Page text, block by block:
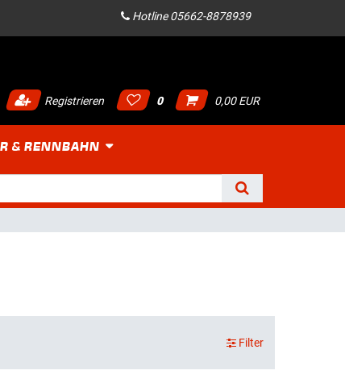
Hotline 05662-8878939
Registrieren 0 0,00 EUR
& RENNBAHN
Filter